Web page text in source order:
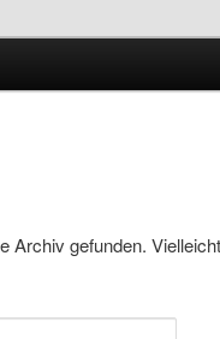
Archiv gefunden.